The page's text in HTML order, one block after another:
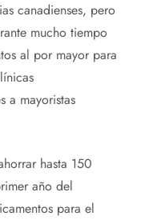
canadienses, pero
mucho tiempo
al por mayor para
a mayoristas
hasta 150
año del
para el